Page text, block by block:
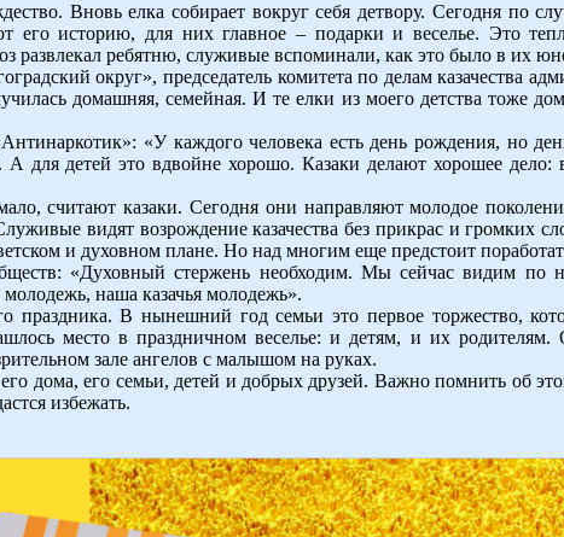
Вновь елка собирает вокруг себя детвору. Сегодня по
его историю, для них главное – подарки и веселье. Это
развлекал ребятню, служивые вспоминали, как это было в их
округ», председатель комитета по делам казачества
домашняя, семейная. И те елки из моего детства тоже
«У каждого человека есть день рождения, но
А для детей это вдвойне хорошо. Казаки делают хорошее дело:
считают казаки. Сегодня они направляют молодое
видят возрождение казачества без прикрас и громких
и духовном плане. Но над многим еще предстоит
«Духовный стержень необходим. Мы сейчас видим по
наша казачья молодежь».
праздника. В нынешний год семьи это первое торжество,
место в праздничном веселье: и детям, и их родителям.
зале ангелов с малышом на руках.
дома, его семьи, детей и добрых друзей. Важно помнить об
избежать.